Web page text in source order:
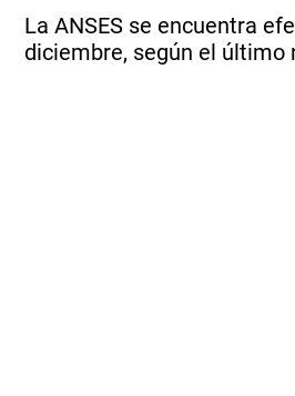
La ANSES se encuentra
diciembre, según el último